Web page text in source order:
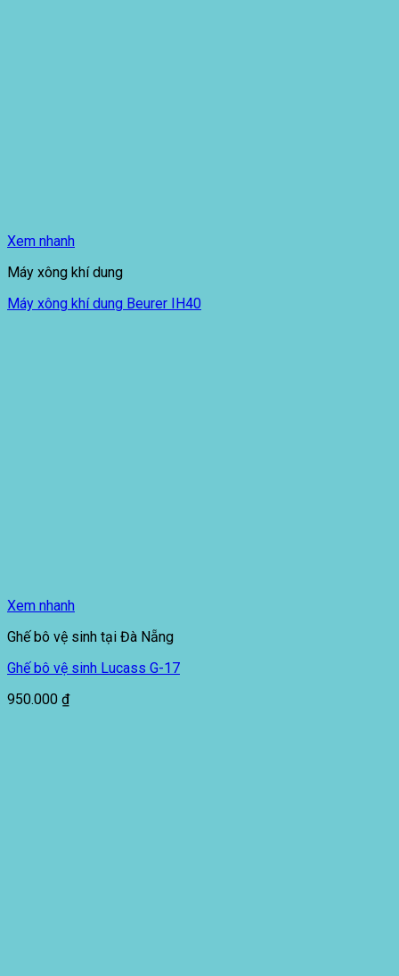
Xem nhanh
Máy xông khí dung
Máy xông khí dung Beurer IH40
Xem nhanh
Ghế bô vệ sinh tại Đà Nẵng
Ghế bô vệ sinh Lucass G-17
950.000 ₫